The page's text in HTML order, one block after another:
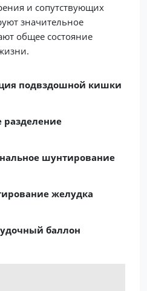
и сопутствующих
значительное
общее состояние
подвздошной кишки
разделение
шунтирование
желудка
баллон